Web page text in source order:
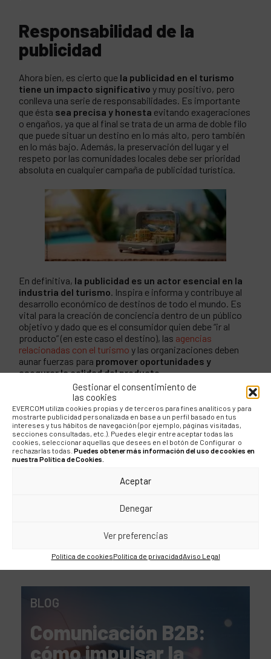
Gestionar el consentimiento de
las cookies
EVERCOM utiliza cookies propias y de terceros para fines analíticos y para
mostrarte publicidad personalizada en base a un perfil basado en tus
intereses y tus hábitos de navegación (por ejemplo, páginas visitadas,
secciones consultadas, etc.). Puedes elegir entre aceptar todas las
cookies, seleccionar aquellas que desees en el botón de Configurar o
rechazarlas todas. Puedes obtener más información del uso de cookies en
nuestra Política de Cookies.
Aceptar
Denegar
Ver preferencias
Política de cookiesPolítica de privacidadAviso Legal
Responsabilidad de la
publicidad
Ahora bien, es cierto que la publicidad en el turismo
tiene un impacto significativo y muy positivo, pero
conlleva una serie de responsabilidades. Es importante
que ésta sea precisa y honesta evitando exageraciones
o engaños, ya que al final se trata de un arma de doble filo
que puede situar un destino en lo más alto, pero también
en lo más bajo. Además, la preservación del lugar y el
respeto por las comunidades locales debe ser prioridad
absoluta en cualquier campaña de publicidad turística.
En definitiva, la publicidad es un actor esencial en la
industria del turismo. Inspira e informa y contribuye al
desarrollo económico de destinos de todo el mundo. Es
vital para la creación de conciencia dentro de un público
objetivo y dado que es el consumidor quien debe “ir al
producto” (en este caso el destino), las agencias
relacionadas con el turismo y las organizaciones deben
aunar fuerzas para promover oportunidades y
asegurar la calidad del producto.
COMPÁRTELO
BLOG
Comunicación B2B:
cómo impulsar la